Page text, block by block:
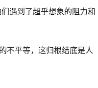
遇到了超乎想象的阻力和
不平等，这归根结底是人